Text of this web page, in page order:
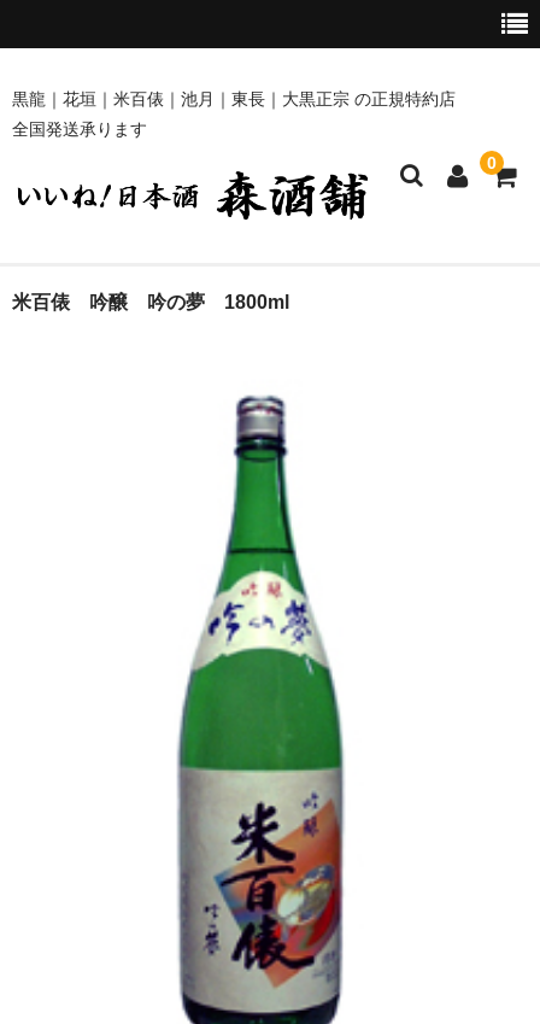
黒龍｜花垣｜米百俵｜池月｜東長｜大黒正宗 の正規特約店
全国発送承ります
0
ホーム
大黒正宗 [安福又四郎商店]
米百俵 吟醸 吟の夢 1800ml